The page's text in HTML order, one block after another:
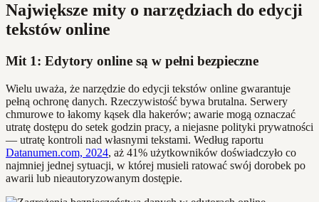
Największe mity o narzędziach do edycji
tekstów online
Mit 1: Edytory online są w pełni bezpieczne
Wielu uważa, że narzędzie do edycji tekstów online gwarantuje
pełną ochronę danych. Rzeczywistość bywa brutalna. Serwery
chmurowe to łakomy kąsek dla hakerów; awarie mogą oznaczać
utratę dostępu do setek godzin pracy, a niejasne polityki prywatności
— utratę kontroli nad własnymi tekstami. Według raportu
Datanumen.com, 2024, aż 41% użytkowników doświadczyło co
najmniej jednej sytuacji, w której musieli ratować swój dorobek po
awarii lub nieautoryzowanym dostępie.